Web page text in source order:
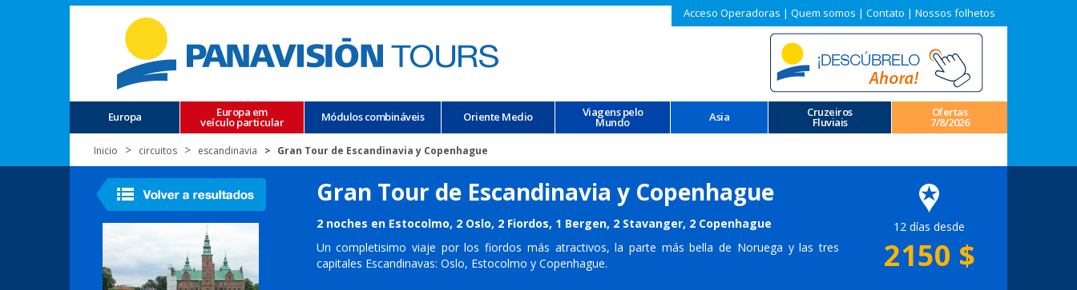
Acceso Operadoras | Quem somos | Contato | Nossos folhetos
Europa Europa em
veículo particular Módulos combináveis Oriente Medio Viagens pelo
Mundo Asia Cruzeiros
Fluviais
Ofertas
7/8/2026
Inicio circuitos escandinavia Gran Tour de Escandinavia y Copenhague
Gran Tour de Escandinavia y Copenhague
2 noches en Estocolmo, 2 Oslo, 2 Fiordos, 1 Bergen, 2 Stavanger, 2 Copenhague
Un completisimo viaje por los fiordos más atractivos, la parte más bella de Noruega y las tres
capitales Escandinavas: Oslo, Estocolmo y Copenhague.
12 días desde
2150 $